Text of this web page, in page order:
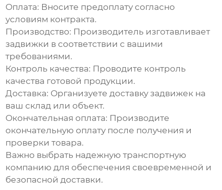
Оплата: Вносите предоплату согласно
условиям контракта.
Производство: Производитель изготавливает
задвижки в соответствии с вашими
требованиями.
Контроль качества: Проводите контроль
качества готовой продукции.
Доставка: Организуете доставку задвижек на
ваш склад или объект.
Окончательная оплата: Производите
окончательную оплату после получения и
проверки товара.
Важно выбрать надежную транспортную
компанию для обеспечения своевременной и
безопасной доставки.